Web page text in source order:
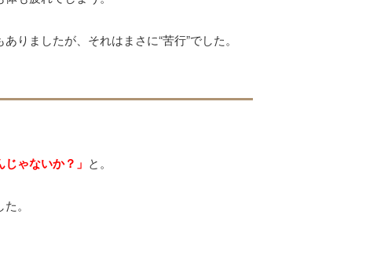
りましたが、それはまさに“苦行”でした。
ゃないか？」 と。
。